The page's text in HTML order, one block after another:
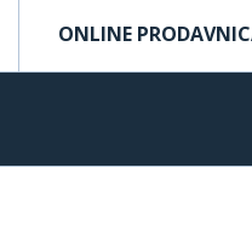
ONLINE